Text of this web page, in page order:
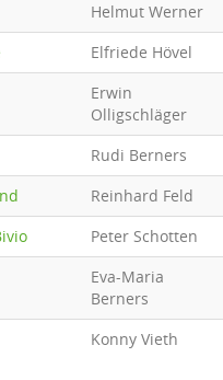
Helmut Werner
Elfriede Hövel
Erwin
Olligschläger
Rudi Berners
Reinhard Feld
Peter Schotten
Eva-Maria
Berners
Konny Vieth